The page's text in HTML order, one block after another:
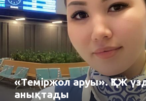
«Теміржол аруы». ҚТЖ
анықтады